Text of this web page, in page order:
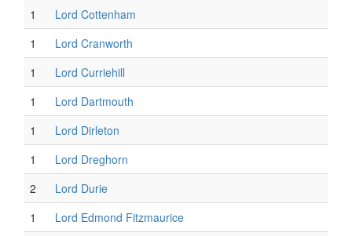
1
Lord Cottenham
1
Lord Cranworth
1
Lord Curriehill
1
Lord Dartmouth
1
Lord Dirleton
1
Lord Dreghorn
2
Lord Durie
1
Lord Edmond Fitzmaurice